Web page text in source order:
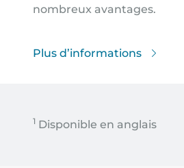
nombreux avantages.
Plus d’informations
1 Disponible en anglais